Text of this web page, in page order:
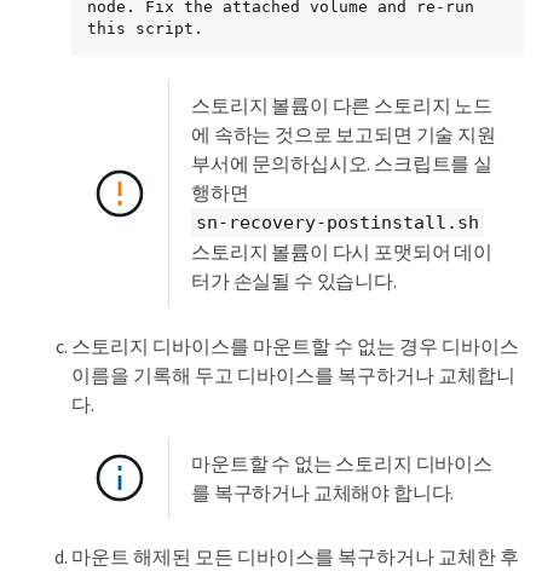
node. Fix the attached volume and re-run
this script.
스토리지 볼륨이 다른 스토리지 노드
에 속하는 것으로 보고되면 기술 지원
부서에 문의하십시오. 스크립트를 실
행하면
sn-recovery-postinstall.sh
스토리지 볼륨이 다시 포맷되어 데이
터가 손실될 수 있습니다.
스토리지 디바이스를 마운트할 수 없는 경우 디바이스
이름을 기록해 두고 디바이스를 복구하거나 교체합니
다.
마운트할 수 없는 스토리지 디바이스
를 복구하거나 교체해야 합니다.
마운트 해제된 모든 디바이스를 복구하거나 교체한 후